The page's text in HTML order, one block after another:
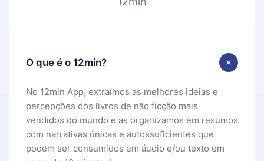
O que é o 12min?
No 12min App, extraímos as melhores ideias e
percepções dos livros de não ficção mais
vendidos do mundo e as organizamos em resumos
com narrativas únicas e autossuficientes que
podem ser consumidos em áudio e/ou texto em